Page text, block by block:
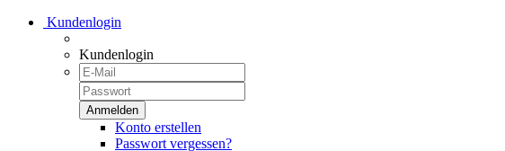
Kundenlogin
Kundenlogin
Konto erstellen
Passwort vergessen?